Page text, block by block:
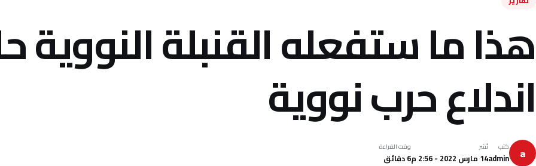
هذا ما ستفعله القنبلة النووية
اندلاع حرب نووية
a كتب
admin
نُشر
14 مارس 2022 - 2:56 م
وقت القراءة
6 دقائق